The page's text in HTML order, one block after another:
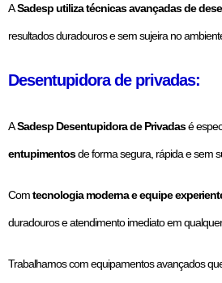
ASadesp utiliza técnicas avançadas de
resultados duradouros e sem sujeira no
Desentupidora de privadas:
ASadesp Desentupidora de Privadasé
entupimentosde forma segura, rápida e sem
Comtecnologia moderna e equipe
duradouros e atendimento imediato em
Trabalhamos com equipamentos avançados